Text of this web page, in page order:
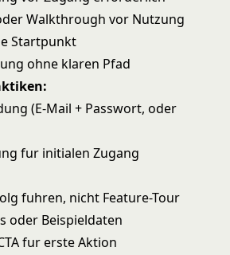
Walkthrough vor Nutzung
Startpunkt
ohne klaren Pfad
(E-Mail + Passwort, oder
fur initialen Zugang
fuhren, nicht Feature-Tour
oder Beispieldaten
fur erste Aktion